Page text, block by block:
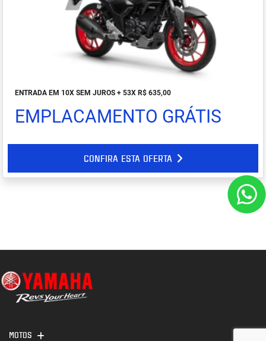
ENTRADA EM 10X SEM JUROS + 53X R$ 635,00
EMPLACAMENTO GRÁTIS
CONFIRA ESTA OFERTA
MOTOS